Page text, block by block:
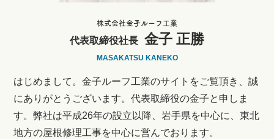
株式会社金子ルーフ工業
代表取締役社長 金子 正勝
MASAKATSU KANEKO
はじめまして。金子ルーフ工業のサイトをご覧頂き、誠
にありがとうございます。代表取締役の金子と申しま
す。弊社は平成26年の設立以降、岩手県を中心に、東北
地方の屋根修理工事を中心に営んでおります。